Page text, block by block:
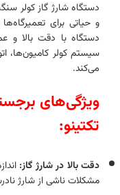
و حیاتی برای
دستگاه با دقت بالا و
سیستم کولر کامیون‌ها،
می‌کند.
ویژگی‌های
تکتینو:
دقت بالا در شارژ گاز:
مشکلات ناشی از شارژ